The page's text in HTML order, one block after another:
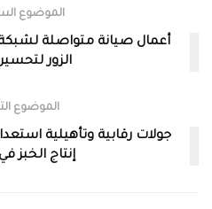
الموضوع
أعمال صيانة متواصلة لشبكة
الزور
الموضوع
جولات رقابية وتأهيلية
إنتاج الخبز